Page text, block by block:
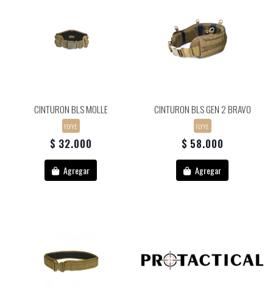
CINTURON BLS MOLLE
FLYYE
$ 32.000
Agregar
CINTURON BLS GEN 2 BRAVO
FLYYE
$ 58.000
Agregar